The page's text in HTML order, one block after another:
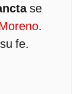
se
.
fe.